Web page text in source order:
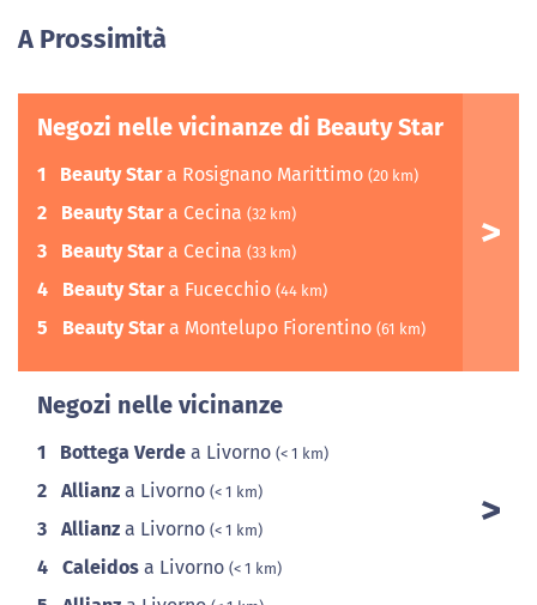
A Prossimità
Negozi nelle vicinanze di Beauty Star
1 Beauty Stara Rosignano Marittimo (20 km)
2 Beauty Stara Cecina (32 km)
3 Beauty Stara Cecina (33 km)
4 Beauty Stara Fucecchio (44 km)
5 Beauty Stara Montelupo Fiorentino (61 km)
Negozi nelle vicinanze
1 Bottega Verde a Livorno (< 1 km)
2 Allianz a Livorno (< 1 km)
3 Allianz a Livorno (< 1 km)
4 Caleidos a Livorno (< 1 km)